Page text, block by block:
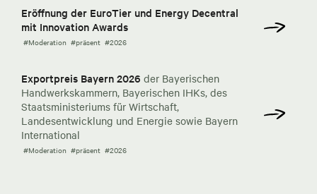
Eröffnung der EuroTier und Energy Decentral
mit Innovation Awards
#Moderation #präsent #2026
Exportpreis Bayern 2026 der Bayerischen
Handwerkskammern, Bayerischen IHKs, des
Staatsministeriums für Wirtschaft,
Landesentwicklung und Energie sowie Bayern
International
#Moderation #präsent #2026